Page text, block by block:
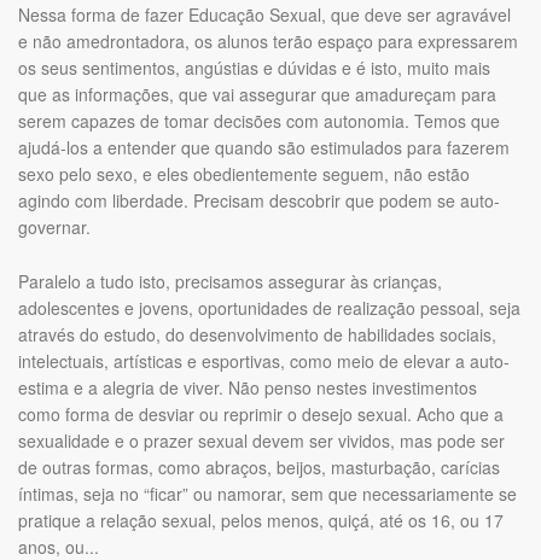
Nessa forma de fazer Educação Sexual, que deve ser agravável
e não amedrontadora, os alunos terão espaço para expressarem
os seus sentimentos, angústias e dúvidas e é isto, muito mais
que as informações, que vai assegurar que amadureçam para
serem capazes de tomar decisões com autonomia. Temos que
ajudá-los a entender que quando são estimulados para fazerem
sexo pelo sexo, e eles obedientemente seguem, não estão
agindo com liberdade. Precisam descobrir que podem se auto-
governar.
Paralelo a tudo isto, precisamos assegurar às crianças,
adolescentes e jovens, oportunidades de realização pessoal, seja
através do estudo, do desenvolvimento de habilidades sociais,
intelectuais, artísticas e esportivas, como meio de elevar a auto-
estima e a alegria de viver. Não penso nestes investimentos
como forma de desviar ou reprimir o desejo sexual. Acho que a
sexualidade e o prazer sexual devem ser vividos, mas pode ser
de outras formas, como abraços, beijos, masturbação, carícias
íntimas, seja no “ficar” ou namorar, sem que necessariamente se
pratique a relação sexual, pelos menos, quiçá, até os 16, ou 17
anos, ou...